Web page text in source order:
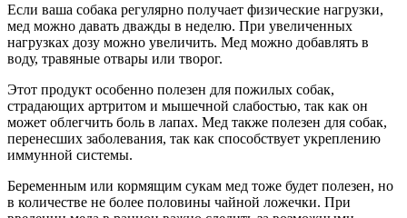
Если ваша собака регулярно получает физические нагрузки,
мед можно давать дважды в неделю. При увеличенных
нагрузках дозу можно увеличить. Мед можно добавлять в
воду, травяные отвары или творог.
Этот продукт особенно полезен для пожилых собак,
страдающих артритом и мышечной слабостью, так как он
может облегчить боль в лапах. Мед также полезен для собак,
перенесших заболевания, так как способствует укреплению
иммунной системы.
Беременным или кормящим сукам мед тоже будет полезен, но
в количестве не более половины чайной ложечки. При